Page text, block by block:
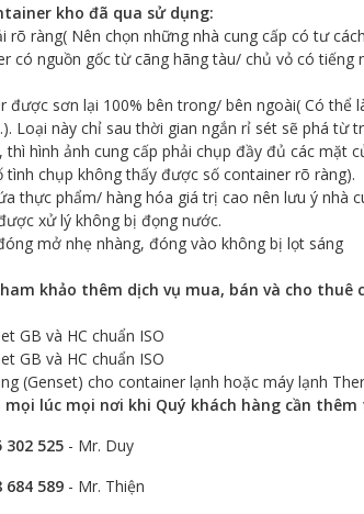
kho đã qua sử dụng:
rõ ràng( Nên chọn những nhà cung cấp có tư
có nguồn gốc từ cãng hãng tàu/ chủ vỏ có tiếng
được sơn lại 100% bên trong/ bên ngoài( Có
Loại này chỉ sau thời gian ngắn rỉ sét sẽ phá từ
hình ảnh cung cấp phải chụp đầy đủ các mặt
tình chụp không thấy được số container rõ ràng).
thực phẩm/ hàng hóa giá trị cao nên lưu ý nhà
xử lý không bị đọng nước.
mở nhẹ nhàng, đóng vào không bị lọt sáng
khảo thêm dịch vụ mua, bán và cho thuê
GB và HC chuẩn ISO
GB và HC chuẩn ISO
(Genset) cho container lạnh hoặc máy lạnh
lúc mọi nơi khi Quý khách hàng cần
302 525 - Mr. Duy
684 589 - Mr. Thiện